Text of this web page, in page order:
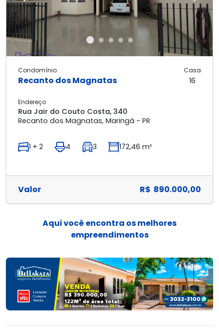
Condomínio
Recanto dos Magnatas
Casa
16
Endereço
Rua Jair do Couto Costa, 340
Recanto dos Magnatas, Maringá - PR
1 + 2 4 3 172,46 m²
Valor R$ 890.000,00
Aqui você encontra os melhores
empreendimentos